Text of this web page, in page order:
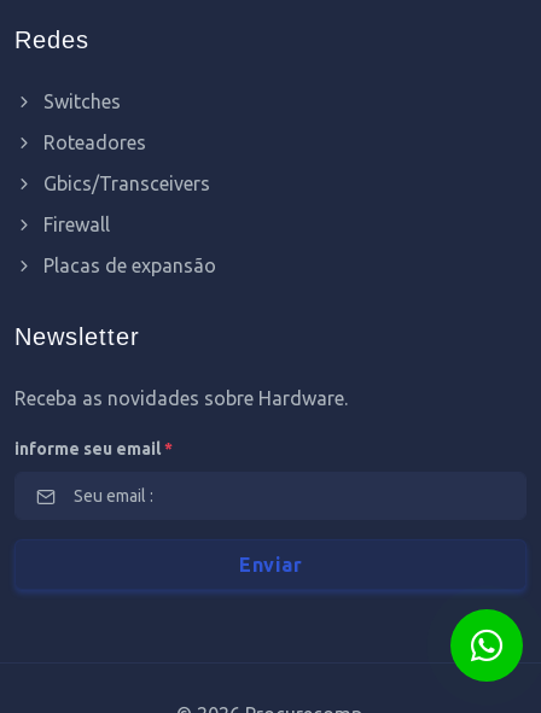
Redes
Switches
Roteadores
Gbics/Transceivers
Firewall
Placas de expansão
Newsletter
Receba as novidades sobre Hardware.
informe seu email*